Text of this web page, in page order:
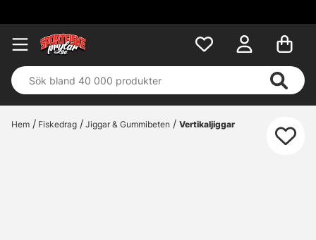
Hem Fiskedrag Jiggar & Gummibeten Vertikaljiggar